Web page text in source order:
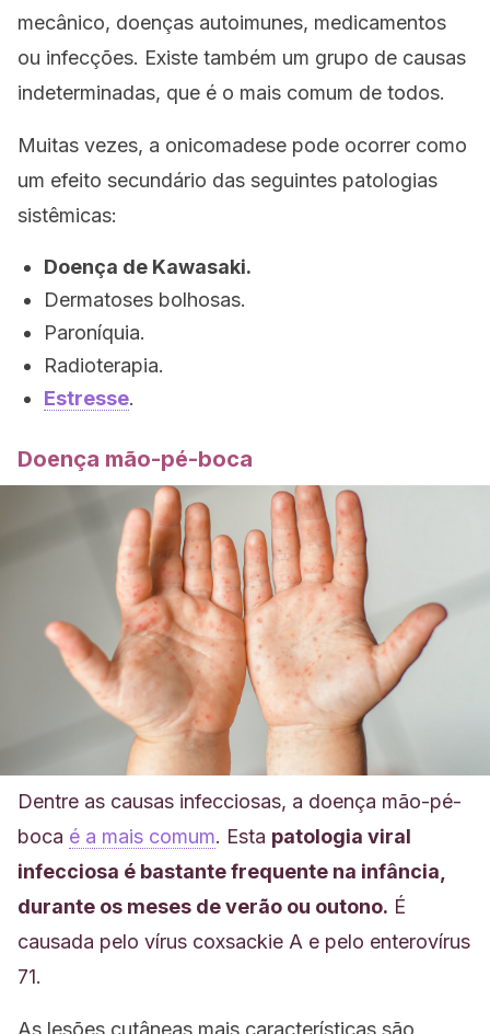
mecânico, doenças autoimunes, medicamentos
ou infecções. Existe também um grupo de causas
indeterminadas, que é o mais comum de todos.
Muitas vezes, a onicomadese pode ocorrer como
um efeito secundário das seguintes patologias
sistêmicas:
Doença de Kawasaki.
Dermatoses bolhosas.
Paroníquia.
Radioterapia.
Estresse.
Doença mão-pé-boca
Dentre as causas infecciosas, a doença mão-pé-
boca é a mais comum. Esta patologia viral
infecciosa é bastante frequente na infância,
durante os meses de verão ou outono. É
causada pelo vírus coxsackie A e pelo enterovírus
71.
As lesões cutâneas mais características são